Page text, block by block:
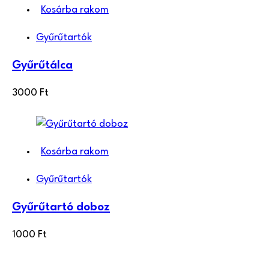
Kosárba rakom
Gyűrűtartók
Gyűrűtálca
3000 Ft
Kosárba rakom
Gyűrűtartók
Gyűrűtartó doboz
1000 Ft